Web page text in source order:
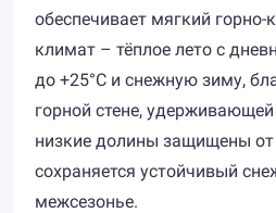
обеспечивает мягкий горно-
климат – тёплое лето с
до +25°C и снежную зиму,
горной стене,
низкие долины защищены от
сохраняется устойчивый
межсезонье.